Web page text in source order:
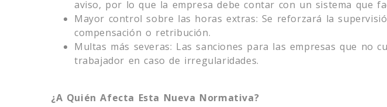
aviso, por lo que la empresa debe contar con un sistema que
Mayor control sobre las horas extras: Se reforzará la
compensación o retribución.
Multas más severas: Las sanciones para las empresas que no
trabajador en caso de irregularidades.
¿A Quién Afecta Esta Nueva Normativa?